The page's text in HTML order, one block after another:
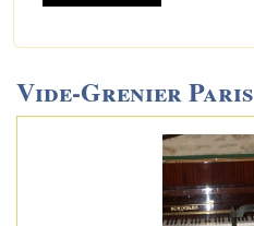
Vide-Grenier Paris